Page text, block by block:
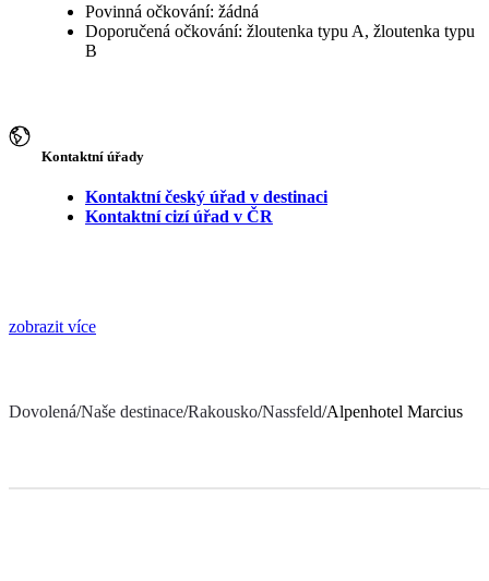
Povinná očkování: žádná
Doporučená očkování: žloutenka typu A, žloutenka typu
B
Kontaktní úřady
Kontaktní český úřad v destinaci
Kontaktní cizí úřad v ČR
zobrazit více
Dovolená/Naše destinace/Rakousko/Nassfeld/Alpenhotel Marcius